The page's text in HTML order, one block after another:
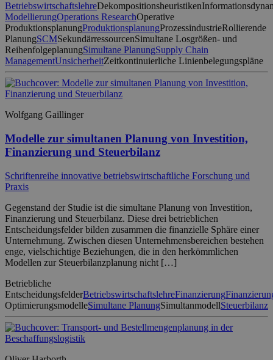
BetriebswirtschaftslehreDekompositionsheuristiken
ModellierungOperations ResearchOperative
ProduktionsplanungProduktionsplanungProzessindustrieRollierende
PlanungSCMSekundärressourcenSimultane Losgrößen- und
ReihenfolgeplanungSimultane PlanungSupply Chain
ManagementUnsicherheitZeitkontinuierliche Linienbelegungspläne
Wolfgang Gaillinger
Modelle zur simultanen Planung von Investition,
Finanzierung und Steuerbilanz
Schriftenreihe innovative betriebswirtschaftliche Forschung und
Praxis
Gegenstand der Studie ist die simultane Planung von Investition,
Finanzierung und Steuerbilanz. Diese drei betrieblichen
Entscheidungsfelder bilden zusammen die finanzielle Sphäre einer
Unternehmung. Zwischen diesen Unternehmensbereichen bestehen
enge, vielschichtige Beziehungen, die in den herkömmlichen
Modellen zur Steuerbilanzplanung nicht […]
Betriebliche
EntscheidungsfelderBetriebswirtschaftslehreFinanzierung
OptimierungsmodelleSimultane PlanungSimultanmodellSteuerbilanz